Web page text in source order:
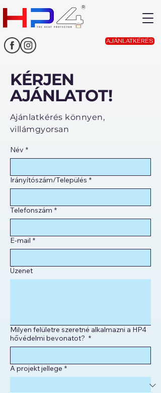
AJÁNLATKÉRÉS
KÉRJEN
AJÁNLATOT!
Ajánlatkérés könnyen,
villámgyorsan
Név *
Irányítószám/Település *
Telefonszám *
E-mail *
Üzenet
Milyen felületre szeretné alkalmazni a HP4
hővédelmi bevonatot? *
A projekt jellege *